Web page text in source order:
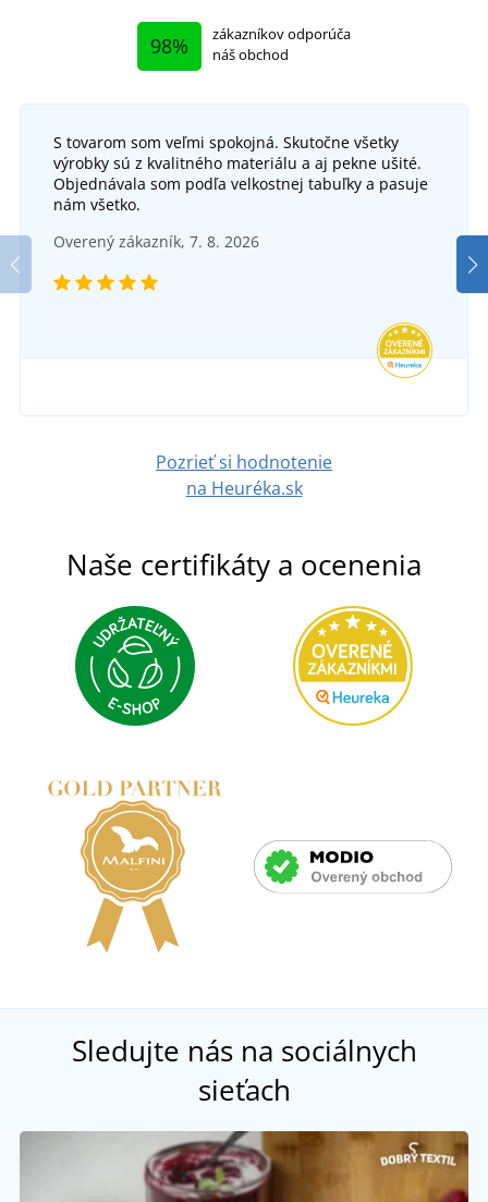
98%
zákazníkov odporúča
náš obchod
S tovarom som veľmi spokojná. Skutočne všetky
výrobky sú z kvalitného materiálu a aj pekne ušité.
Objednávala som podľa velkostnej tabuľky a pasuje
nám všetko.
Overený zákazník, 7. 8. 2026
Pozrieť si hodnotenie
na Heuréka.sk
Naše certifikáty a ocenenia
Sledujte nás na sociálnych
sieťach